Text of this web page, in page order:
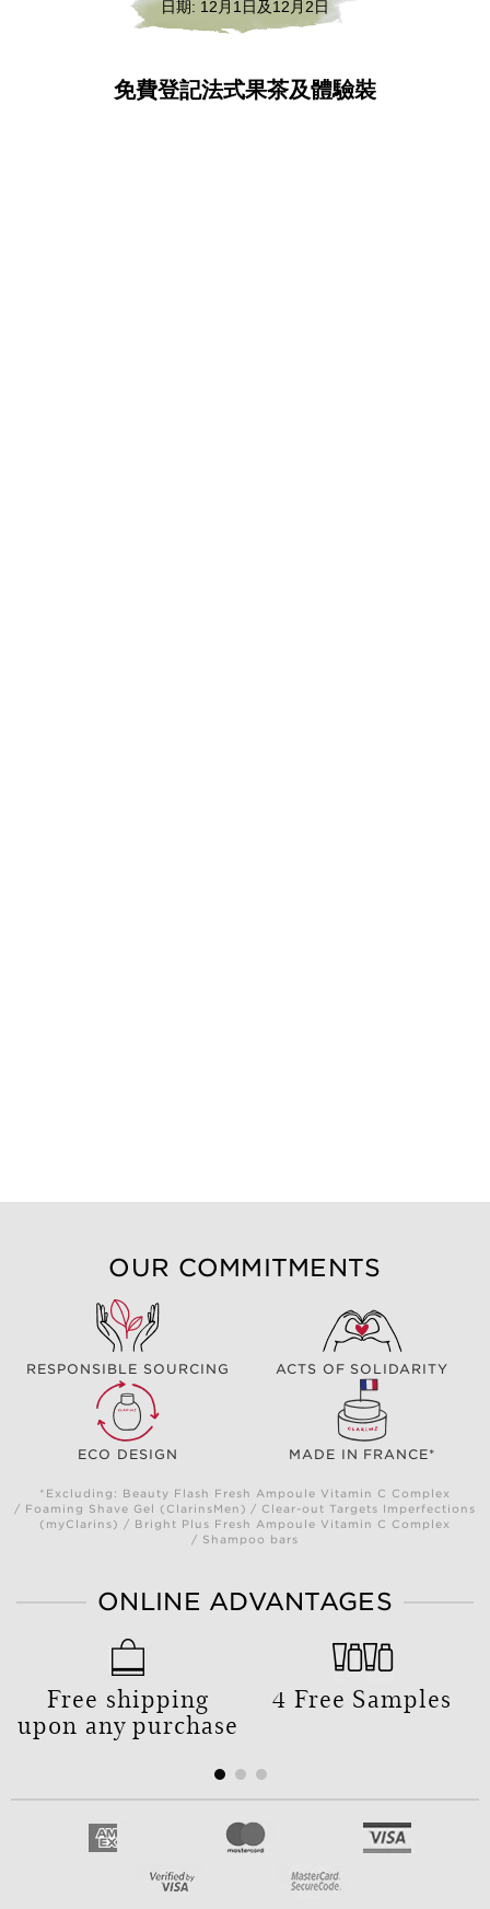
日期: 12月1日及12月2日
免費登記法式果茶及體驗裝
OUR COMMITMENTS
RESPONSIBLE SOURCING ACTS OF SOLIDARITY
ECO DESIGN MADE IN FRANCE*
*Excluding: Beauty Flash Fresh Ampoule Vitamin C Complex
/ Foaming Shave Gel (ClarinsMen) / Clear-out Targets Imperfections
(myClarins) / Bright Plus Fresh Ampoule Vitamin C Complex
/ Shampoo bars
ONLINE ADVANTAGES
Free shipping
upon any purchase
4 Free Samples